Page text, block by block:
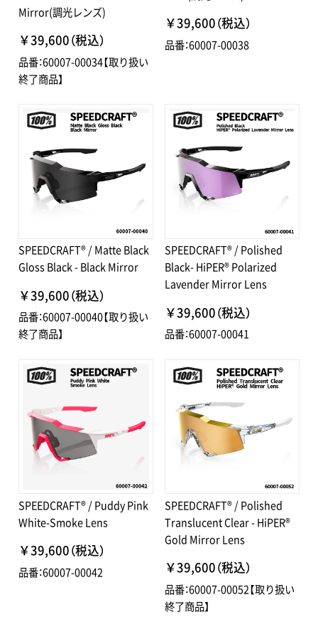
Mirror(調光レンズ)
￥39,600（税込）
品番：60007-00034【取り扱い
終了商品】
￥39,600（税込）
品番：60007-00038
SPEEDCRAFT® / Matte Black
Gloss Black - Black Mirror
￥39,600（税込）
品番：60007-00040【取り扱い
終了商品】
SPEEDCRAFT® / Polished
Black- HiPER® Polarized
Lavender Mirror Lens
￥39,600（税込）
品番：60007-00041
SPEEDCRAFT® / Puddy Pink
White-Smoke Lens
￥39,600（税込）
品番：60007-00042
SPEEDCRAFT® / Polished
Translucent Clear - HiPER®
Gold Mirror Lens
￥39,600（税込）
品番：60007-00052【取り扱い
終了商品】